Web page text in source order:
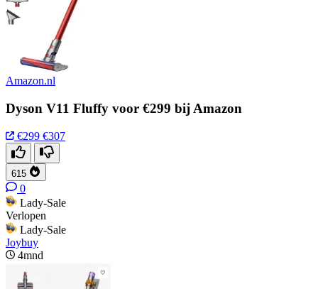
Amazon.nl
Dyson V11 Fluffy voor €299 bij Amazon
€299 €307
615
0
Lady-Sale
Verlopen
Lady-Sale
Joybuy
4mnd